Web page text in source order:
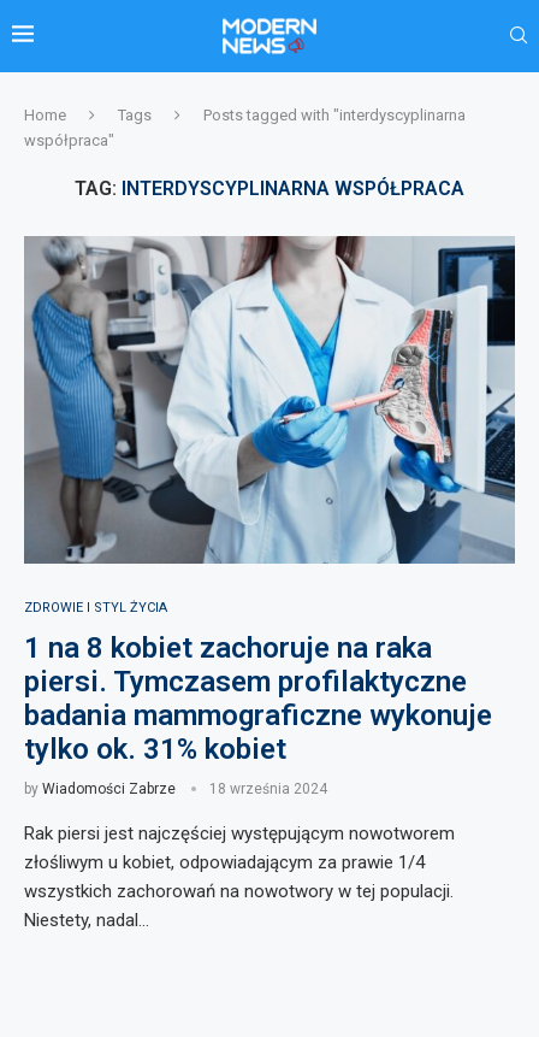
Home Tags
Posts tagged with "interdyscyplinarna
współpraca"
TAG: INTERDYSCYPLINARNA WSPÓŁPRACA
ZDROWIE I STYL ŻYCIA
1 na 8 kobiet zachoruje na raka
piersi. Tymczasem profilaktyczne
badania mammograficzne wykonuje
tylko ok. 31% kobiet
by Wiadomości Zabrze 18 września 2024
Rak piersi jest najczęściej występującym nowotworem
złośliwym u kobiet, odpowiadającym za prawie 1/4
wszystkich zachorowań na nowotwory w tej populacji.
Niestety, nadal…